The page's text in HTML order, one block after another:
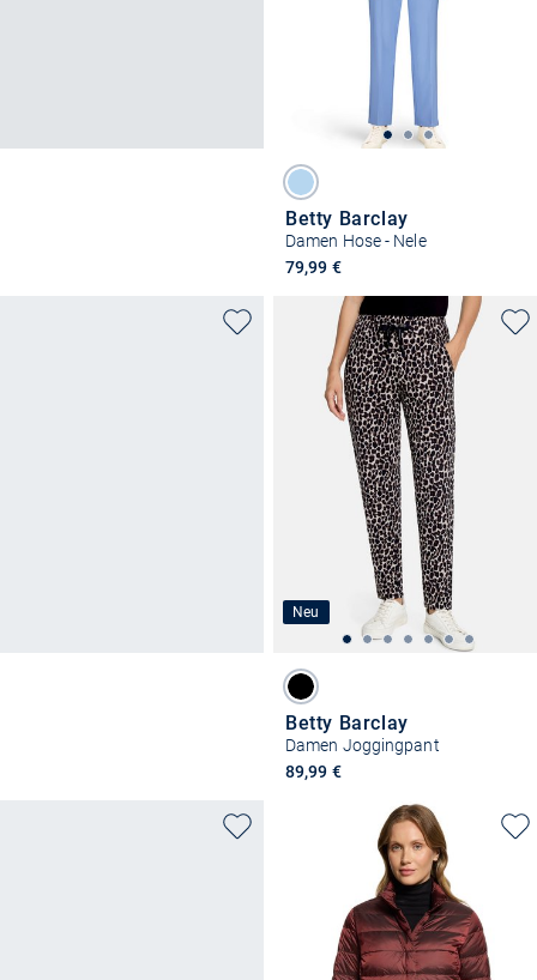
Betty Barclay
Damen Hose - Nele
79,99 €
Neu
Betty Barclay
Damen Joggingpant
89,99 €